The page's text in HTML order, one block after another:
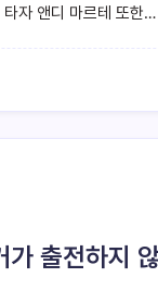
타자 앤디 마르테 또한…
가 출전하지